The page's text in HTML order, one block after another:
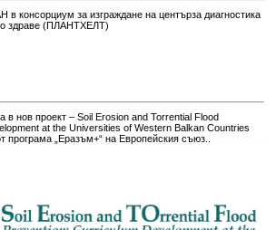
в консорциум за изграждане на центърза диагностика
здраве (ПЛАНТХЕЛТ)
в нов проект – Soil Erosion and Torrential Flood
at the Universities of Western Balkan Countries
„Еразъм+“ на Европейския съюз..